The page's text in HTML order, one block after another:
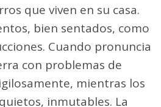
que viven en su casa.
bien sentados, como
Cuando pronuncia
con problemas de
mientras los
inmutables. La